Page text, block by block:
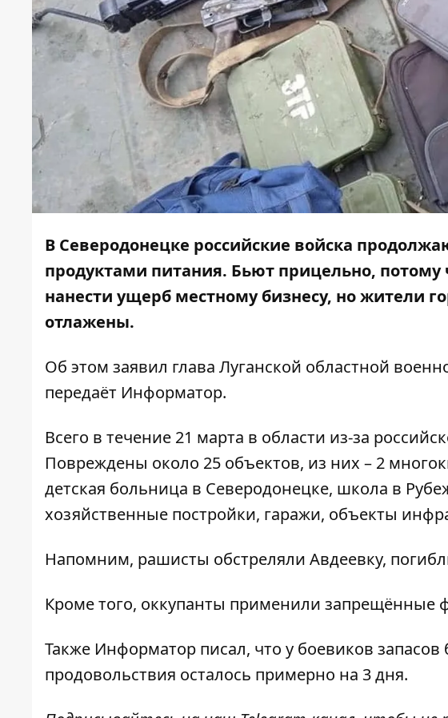
В Северодонецке российские войска
продуктами питания. Бьют прицельно,
нанести ущерб местному бизнесу, но жители
отлажены.
Об этом заявил глава Луганской областной
передаёт Информатор.
Всего в течение 21 марта в области из-за
Повреждены около 25 объектов, из них – 2
детская больница в Северодонецке, школа в
хозяйственные постройки, гаражи, объекты
Напомним, рашисты обстреляли Авдеевку,
Кроме того, оккупанты применили запрещённые
Также Информатор писал, что у боевиков
продовольствия осталось примерно на 3 дня.